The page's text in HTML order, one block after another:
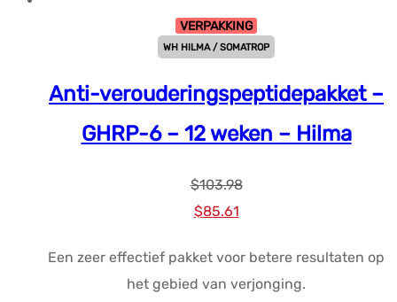
VERPAKKING
WH HILMA / SOMATROP
Anti-verouderingspeptidepakket –
GHRP-6 – 12 weken – Hilma
$103.98
Oorspronkelijke
was:
$103.98.
$85.61Huidige
is:
$85.61.
Een zeer effectief pakket voor betere resultaten op
het gebied van verjonging.